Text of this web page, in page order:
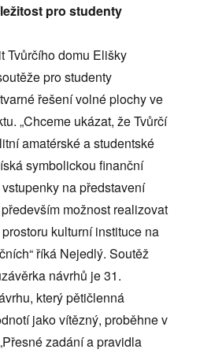
pro studenty
Tvůrčího domu Elišky
pro studenty
řešení volné plochy ve
„Chceme ukázat, že Tvůrčí
amatérské a studentské
symbolickou finanční
na představení
možnost realizovat
kulturní instituce na
říká Nejedlý. Soutěž
návrhů je 31.
který pětičlenná
jako vítězný, proběhne v
zadání a pravidla